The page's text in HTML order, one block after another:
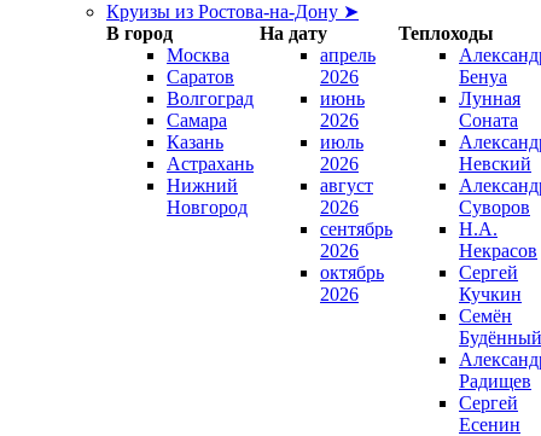
Круизы из Ростова-на-Дону ➤
В город
На дату
Теплоходы
Москва
Саратов
Волгоград
Самара
Казань
Астрахань
Нижний
Новгород
апрель
2026
июнь
2026
июль
2026
август
2026
сентябрь
2026
октябрь
2026
Бенуа
Лунная
Соната
Невский
Суворов
Н.А.
Некрасов
Сергей
Кучкин
Семён
Будённый
Радищев
Сергей
Есенин